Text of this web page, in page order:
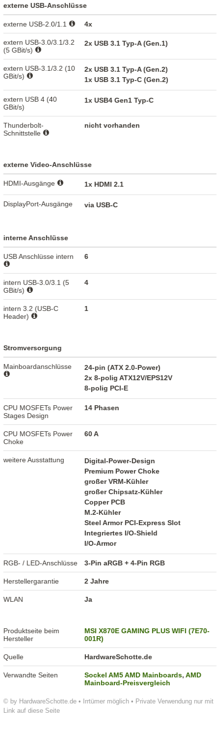
© by HardwareSchotte.de • Irrtümer möglich • Private Verwendung nur mit
Link auf diese Seite
externe USB-Anschlüsse
externe USB-2.0/1.1 4x
extern USB-3.0/3.1/3.2
(5 GBit/s)
2x USB 3.1 Typ-A (Gen.1)
extern USB-3.1/3.2 (10
GBit/s)
2x USB 3.1 Typ-A (Gen.2)
1x USB 3.1 Typ-C (Gen.2)
extern USB 4 (40
GBit/s)
1x USB4 Gen1 Typ-C
Thunderbolt-
Schnittstelle
nicht vorhanden
externe Video-Anschlüsse
HDMI-Ausgänge 1x HDMI 2.1
DisplayPort-Ausgänge via USB-C
interne Anschlüsse
USB Anschlüsse intern 6
intern USB-3.0/3.1 (5
GBit/s)
4
intern 3.2 (USB-C
Header)
1
Stromversorgung
Mainboardanschlüsse
24-pin (ATX 2.0-Power)
2x 8-polig ATX12V/EPS12V
8-polig PCI-E
CPU MOSFETs Power
Stages Design
14 Phasen
CPU MOSFETs Power
Choke
60 A
weitere Ausstattung
Digital-Power-Design
Premium Power Choke
großer VRM-Kühler
großer Chipsatz-Kühler
Copper PCB
M.2-Kühler
Steel Armor PCI-Express Slot
Integriertes I/O-Shield
I/O-Armor
RGB- / LED-Anschlüsse 3-Pin aRGB + 4-Pin RGB
Herstellergarantie 2 Jahre
WLAN Ja
Produktseite beim
Hersteller
MSI X870E GAMING PLUS WIFI (7E70-
001R)
Quelle HardwareSchotte.de
Verwandte Seiten Sockel AM5 AMD Mainboards,AMD
Mainboard-Preisvergleich